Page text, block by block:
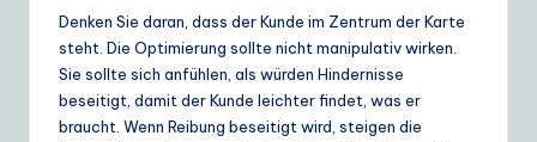
Denken Sie daran, dass der Kunde im Zentrum der Karte
steht. Die Optimierung sollte nicht manipulativ wirken.
Sie sollte sich anfühlen, als würden Hindernisse
beseitigt, damit der Kunde leichter findet, was er
braucht. Wenn Reibung beseitigt wird, steigen die